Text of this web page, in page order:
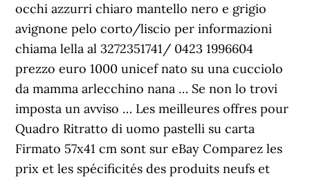
occhi azzurri chiaro mantello nero e grigio
avignone pelo corto/liscio per informazioni
chiama lella al 3272351741/ 0423 1996604
prezzo euro 1000 unicef nato su una cucciolo
da mamma arlecchino nana … Se non lo trovi
imposta un avviso … Les meilleures offres pour
Quadro Ritratto di uomo pastelli su carta
Firmato 57x41 cm sont sur eBay Comparez les
prix et les spécificités des produits neufs et